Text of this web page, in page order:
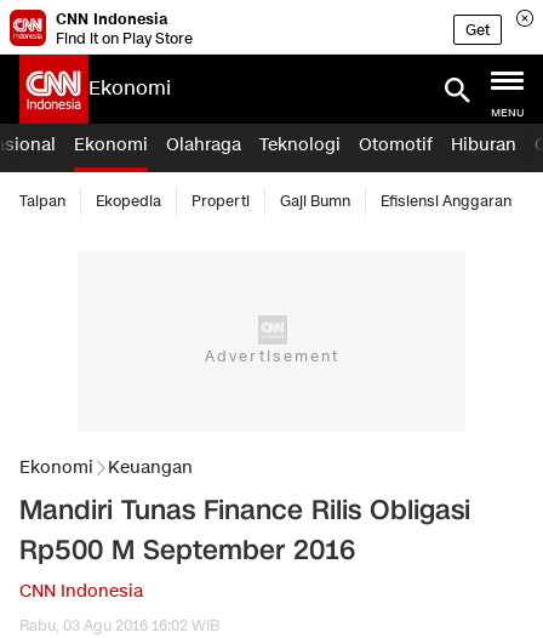
CNN Indonesia
Find it on Play Store
Get
Ekonomi
MENU
Ekonomi Olahraga Teknologi Otomotif Hiburan
Taipan Ekopedia Properti Gaji Bumn Efisiensi Anggaran
Ekonomi Keuangan
Mandiri Tunas Finance Rilis Obligasi
Rp500 M September 2016
CNN Indonesia
Rabu, 03 Agu 2016 16:02 WIB